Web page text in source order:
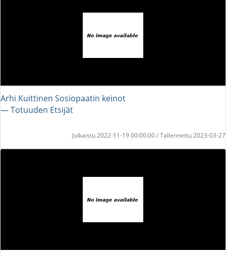
Arhi Kuittinen Sosiopaatin keinot
― Totuuden Etsijät
Julkaistu 2022-11-19 00:00:00 / Tallennettu 2023-03-27